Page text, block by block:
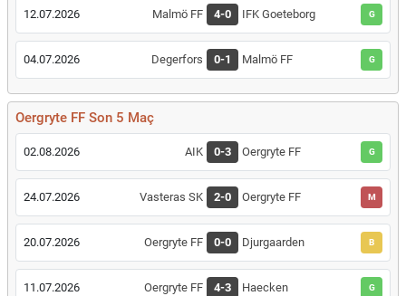
12.07.2026 Malmö FF 4-0 IFK Goeteborg G
04.07.2026 Degerfors 0-1 Malmö FF G
Oergryte FF Son 5 Maç
02.08.2026 AIK 0-3 Oergryte FF G
24.07.2026 Vasteras SK 2-0 Oergryte FF M
20.07.2026 Oergryte FF 0-0 Djurgaarden B
11.07.2026 Oergryte FF 4-3 Haecken G